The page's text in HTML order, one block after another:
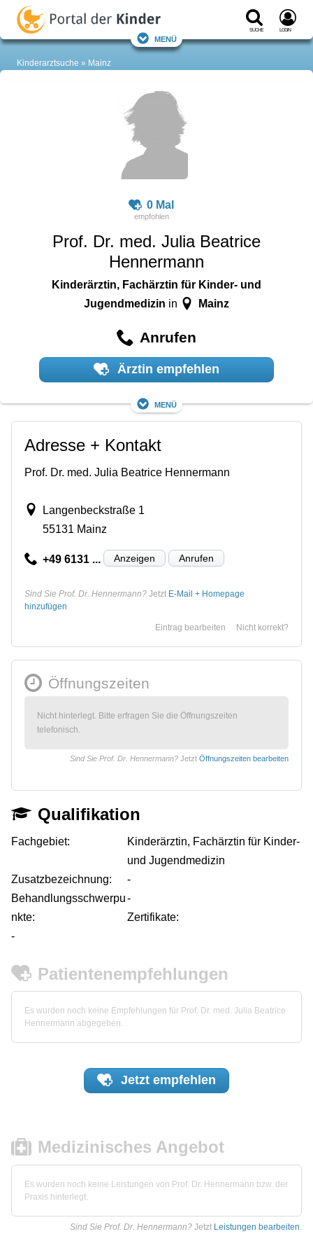
Suche Login
Menü
Kinderarztsuche Mainz
0 Mal
Prof. Dr. med. Julia Beatrice
Hennermann
Kinderärztin, Fachärztin für Kinder- und
Jugendmedizin in Mainz
Anrufen
Ärztin empfehlen
Menü
Adresse + Kontakt
Prof. Dr. med. Julia Beatrice Hennermann
Langenbeckstraße 1
55131 Mainz
+49 6131 ... Anzeigen Anrufen
Sind Sie Prof. Dr. Hennermann? Jetzt E-Mail + Homepage
hinzufügen
Nicht korrekt?
Eintrag bearbeiten
Öffnungszeiten
Nicht hinterlegt. Bitte erfragen Sie die Öffnungszeiten
telefonisch.
Sind Sie Prof. Dr. Hennermann? Jetzt Öffnungszeiten bearbeiten
Qualifikation
Fachgebiet:
Kinderärztin, Fachärztin für Kinder-
und Jugendmedizin
Zusatzbezeichnung:
-
Behandlungsschwerpu
nkte:
-
Zertifikate:
-
Patientenempfehlungen
Es wurden noch keine Empfehlungen für Prof. Dr. med. Julia Beatrice
Hennermann abgegeben.
Jetzt empfehlen
Medizinisches Angebot
Es wurden noch keine Leistungen von Prof. Dr. Hennermann bzw. der
Praxis hinterlegt.
Sind Sie Prof. Dr. Hennermann? Jetzt Leistungen bearbeiten.